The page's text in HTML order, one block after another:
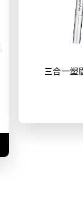
三合一塑